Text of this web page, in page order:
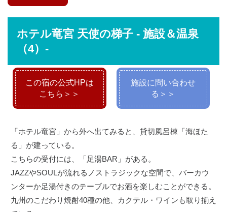
ホテル竜宮 天使の梯子 - 施設＆温泉
（4）-
この宿の公式HPは
こちら＞＞
施設に問い合わせ
る＞＞
「ホテル竜宮」から外へ出てみると、貸切風呂棟「海ほた
る」が建っている。
こちらの受付には、「足湯BAR」がある。
JAZZやSOULが流れるノストラジックな空間で、バーカウ
ンターか足湯付きのテーブルでお酒を楽しむことができる。
九州のこだわり焼酎40種の他、カクテル・ワインも取り揃え